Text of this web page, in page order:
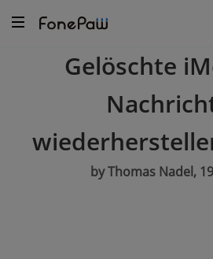
Gelöschte
by Thomas Nadel,